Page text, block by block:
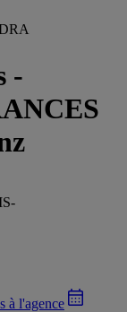
-
-
à l'agence